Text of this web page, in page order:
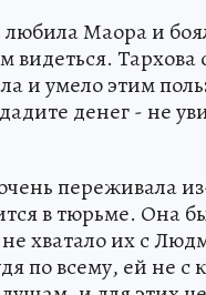
любила Маора и
видеться. Тархова
и умело этим
денег - не
переживала
в тюрьме. Она
хватало их с
по всему, ей не с